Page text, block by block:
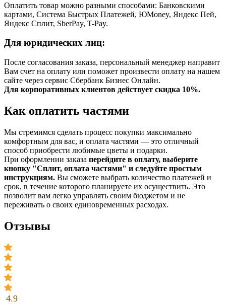
Оплатить товар можно разными способами: Банковскими
картами, Система Быстрых Платежей, ЮMoney, Яндекс Пей,
Яндекс Сплит, SberPay, T-Pay.
Для юридических лиц:
После согласования заказа, персональный менеджер направит
Вам счет на оплату или поможет произвести оплату на нашем
сайте через сервис Сбербанк Бизнес Онлайн.
Для корпоративных клиентов действует скидка 10%.
Как оплатить частями
Мы стремимся сделать процесс покупки максимально
комфортным для вас, и оплата частями — это отличный
способ приобрести любимые цветы и подарки.
При оформлении заказа перейдите в оплату, выберите
кнопку "Сплит, оплата частями" и следуйте простым
инструкциям. Вы сможете выбрать количество платежей и
срок, в течение которого планируете их осуществить. Это
позволит вам легко управлять своим бюджетом и не
переживать о своих единовременных расходах.
Отзывы
4.9